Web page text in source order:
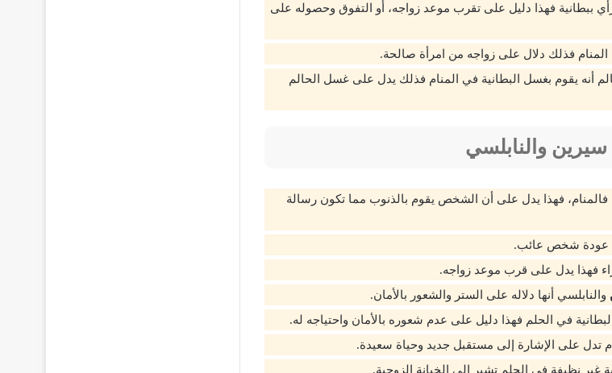
ببطانية فهذا دليل على تقرب موعد زواجه، أو التفوق وحصوله على
فذلك دلال على زواجه من امرأة صالحة.
أنه يقوم بغسل البطانية في المنام فذلك يدل على غسل الحالم
سيرين والنابلسي
فالمنام، فهذا يدل على أن الشخص يقوم بالذنوب مما تكون رسالة
عودة شخص عائب.
فهذا يدل على قرب موعد زواجه.
والنابلسي أنها دلاله على الستر والشعور بالأمان.
في الحلم فهذا دليل على عدم شعوره بالأمان واحتياجه له.
تدل على الإشارة إلى مستقبل جديد وحياة سعيدة.
غير نظيفة في الحلم تشير إلى الخيانة الزوجية.